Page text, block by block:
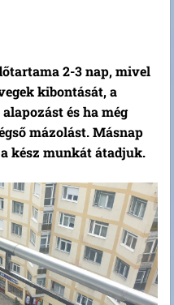
2-3 nap, mivel
kibontását, a
és ha még
mázolást. Másnap
kész munkát átadjuk.